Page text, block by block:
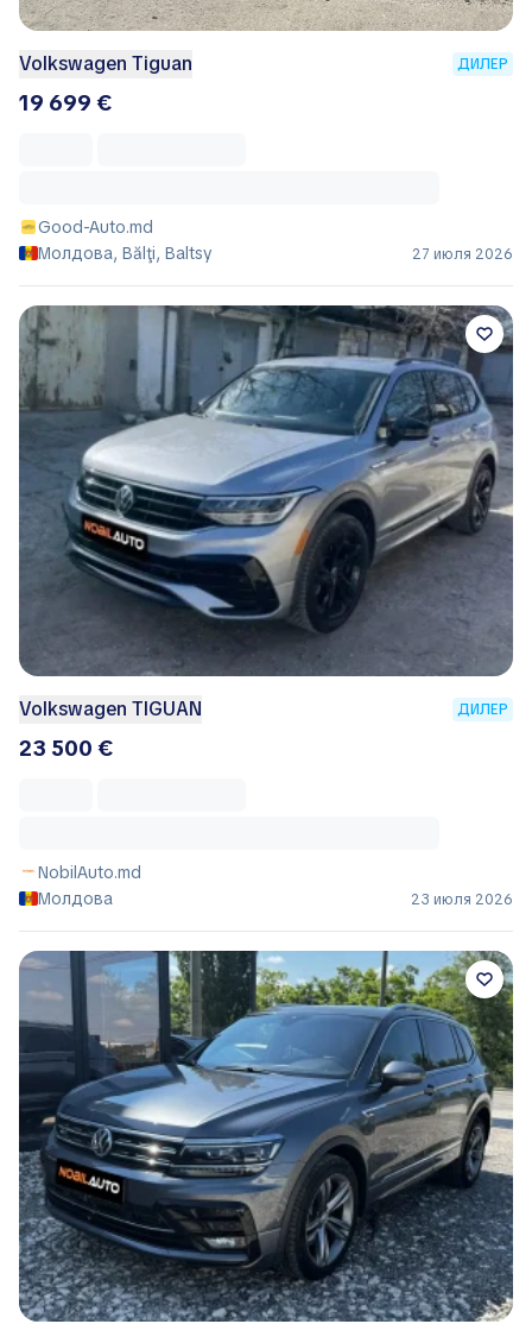
Volkswagen Tiguan ДИЛЕР
19 699 €
Good-Auto.md
Молдова, Bălţi, Baltsy
27 июля 2026
Volkswagen TIGUAN ДИЛЕР
23 500 €
NobilAuto.md
Молдова
23 июля 2026